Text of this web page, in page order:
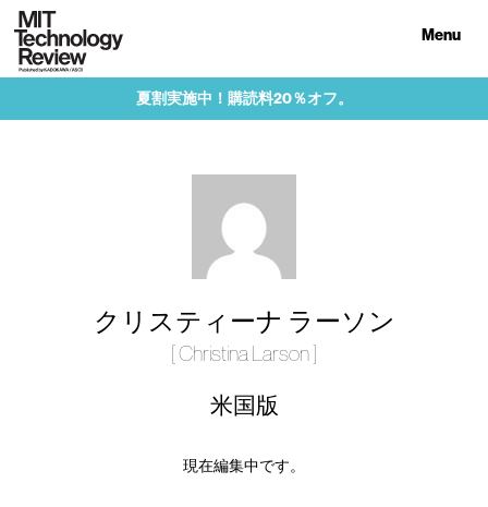
Menu
夏割実施中！購読料20％オフ。
クリスティーナ ラーソン
[ Christina Larson ]
米国版
現在編集中です。